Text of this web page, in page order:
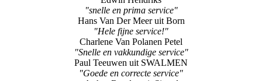
"snelle en prima service"
Hans Van Der Meer uit Born
"Hele fijne service!"
Charlene Van Polanen Petel
"Snelle en vakkundige service"
Paul Teeuwen uit SWALMEN
"Goede en correcte service"